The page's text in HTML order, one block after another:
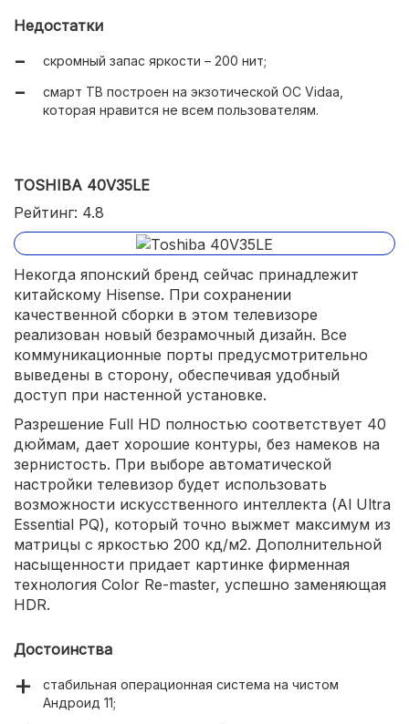
есть спортивный и игровой режим;
быстрый отклик матрицы 8 мс позволяет подключать
компьютер или игровую консоль;
отличная акустика с кинематографическими
технологиями.
Недостатки
скромный запас яркости – 200 нит;
смарт ТВ построен на экзотической ОС Vidaa,
которая нравится не всем пользователям.
TOSHIBA 40V35LE
Рейтинг: 4.8
Некогда японский бренд сейчас принадлежит
китайскому Hisense. При сохранении
качественной сборки в этом телевизоре
реализован новый безрамочный дизайн. Все
коммуникационные порты предусмотрительно
выведены в сторону, обеспечивая удобный
доступ при настенной установке.
Разрешение Full HD полностью соответствует 40
дюймам, дает хорошие контуры, без намеков на
зернистость. При выборе автоматической
настройки телевизор будет использовать
возможности искусственного интеллекта (Al Ultra
Essential PQ), который точно выжмет максимум из
матрицы с яркостью 200 кд/м2. Дополнительной
насыщенности придает картинке фирменная
технология Color Re-master, успешно заменяющая
HDR.
Достоинства
стабильная операционная система на чистом
Андроид 11;